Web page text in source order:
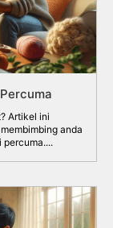
Artikel ini
anda